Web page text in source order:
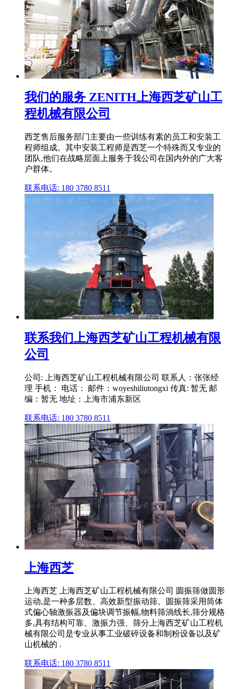
我们的服务 ZENITH上海西芝矿山工
程机械有限公司
西芝售后服务部门主要由一些训练有素的员工和安装工
程师组成。其中安装工程师是西芝一个特殊而又专业的
团队,他们在战略层面上服务于我公司在国内外的广大客
户群体。
联系电话: 180 3780 8511
联系我们上海西芝矿山工程机械有限
公司
公司: 上海西芝矿山工程机械有限公司 联系人：张张经
理 手机： 电话： 邮件：woyeshiliutongxi 传真: 暂无 邮
编：暂无 地址：上海市浦东新区
联系电话: 180 3780 8511
上海西芝
上海西芝 上海西芝矿山工程机械有限公司 圆振筛做圆形
运动,是一种多层数、高效新型振动筛。圆振筛采用筒体
式偏心轴激振器及偏块调节振幅,物料筛淌线长,筛分规格
多,具有结构可靠、激振力强、筛分上海西芝矿山工程机
械有限公司是专业从事工业破碎设备和制粉设备以及矿
山机械的 .
联系电话: 180 3780 8511